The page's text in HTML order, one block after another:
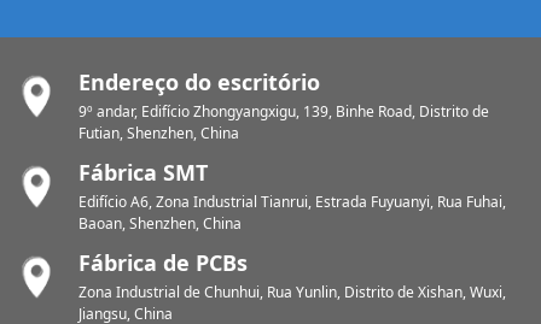
Endereço do escritório
9º andar, Edifício Zhongyangxigu, 139, Binhe Road, Distrito de
Futian, Shenzhen, China
Fábrica SMT
Edifício A6, Zona Industrial Tianrui, Estrada Fuyuanyi, Rua Fuhai,
Baoan, Shenzhen, China
Fábrica de PCBs
Zona Industrial de Chunhui, Rua Yunlin, Distrito de Xishan, Wuxi,
Jiangsu, China